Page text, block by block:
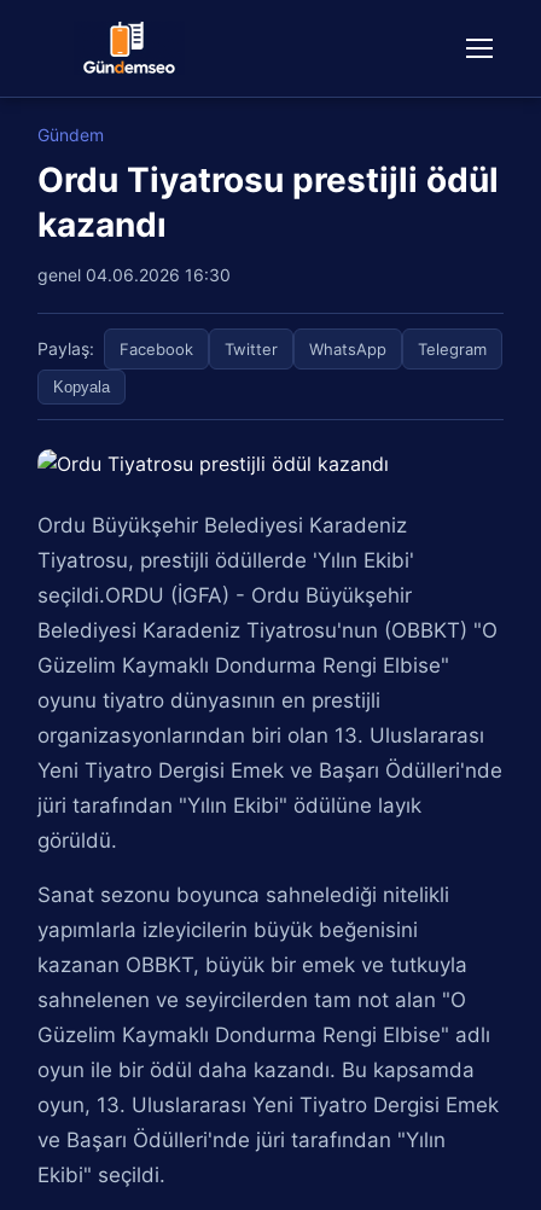
Gündem
Ordu Tiyatrosu prestijli ödül
kazandı
genel 04.06.2026 16:30
Paylaş: Facebook Twitter WhatsApp Telegram
Kopyala
Ordu Büyükşehir Belediyesi Karadeniz
Tiyatrosu, prestijli ödüllerde 'Yılın Ekibi'
seçildi.ORDU (İGFA) - Ordu Büyükşehir
Belediyesi Karadeniz Tiyatrosu'nun (OBBKT) "O
Güzelim Kaymaklı Dondurma Rengi Elbise"
oyunu tiyatro dünyasının en prestijli
organizasyonlarından biri olan 13. Uluslararası
Yeni Tiyatro Dergisi Emek ve Başarı Ödülleri'nde
jüri tarafından "Yılın Ekibi" ödülüne layık
görüldü.
Sanat sezonu boyunca sahnelediği nitelikli
yapımlarla izleyicilerin büyük beğenisini
kazanan OBBKT, büyük bir emek ve tutkuyla
sahnelenen ve seyircilerden tam not alan "O
Güzelim Kaymaklı Dondurma Rengi Elbise" adlı
oyun ile bir ödül daha kazandı. Bu kapsamda
oyun, 13. Uluslararası Yeni Tiyatro Dergisi Emek
ve Başarı Ödülleri'nde jüri tarafından "Yılın
Ekibi" seçildi.